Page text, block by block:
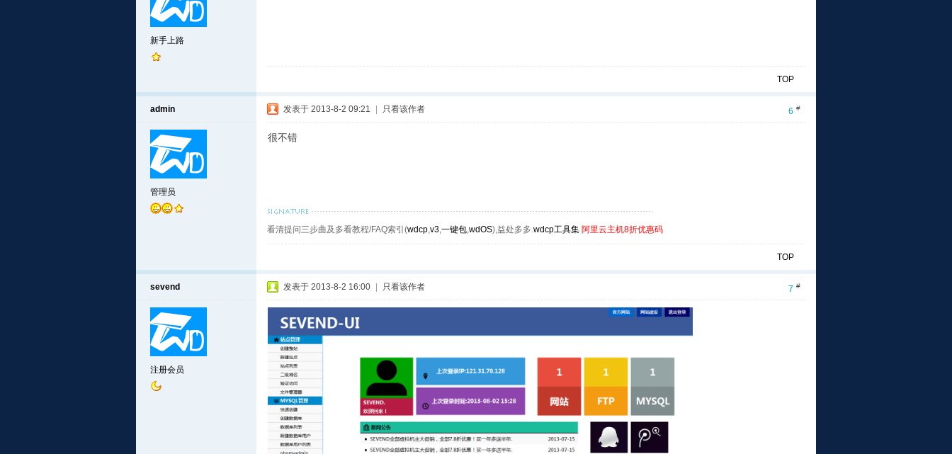
新手上路
TOP
admin
管理员
6 #
发表于 2013-8-2 09:21 只看该作者
很不错
看清提问三步曲及多看教程/FAQ索引(wdcp,v3,一键包,wdOS),益处多多.wdcp工具集 阿里云主机8折优惠码
TOP
sevend
注册会员
7 #
发表于 2013-8-2 16:00 只看该作者